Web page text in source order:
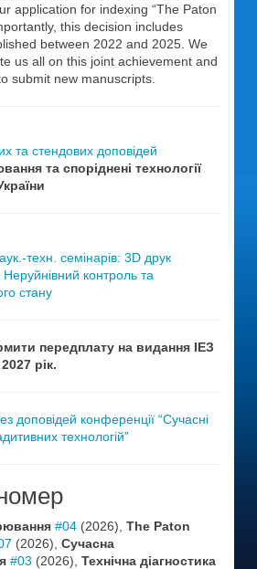
application for indexing “The Paton
this decision includes
between 2022 and 2025. We
us all on this joint achievement and
submit new manuscripts.
та стендових доповідей
та споріднені технології
техн. семінарів: 3D друк
контроль та
стану
передплату на видання ІЕЗ
рік.
доповідей конференції “Сучасні
технологій”
#04 (2026), The Paton
(2026), Сучасна
#03 (2026), Технічна діагностика